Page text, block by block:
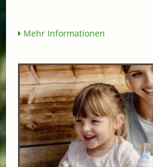
Mehr Informationen